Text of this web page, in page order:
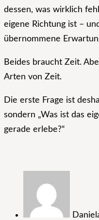
dessen, was wirklich
eigene Richtung ist –
übernommene
Beides braucht Zeit.
Arten von Zeit.
Die erste Frage ist
sondern „Was ist das
gerade erlebe?“